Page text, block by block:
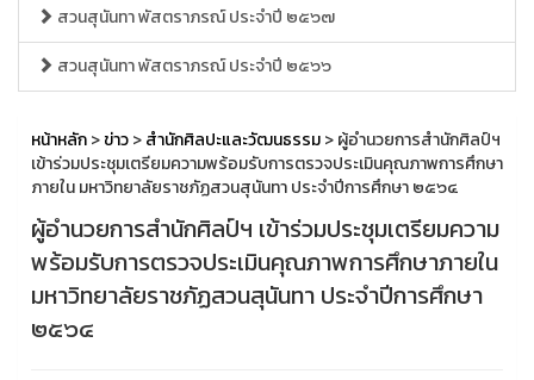
สวนสุนันทา พัสตราภรณ์ ประจำปี ๒๕๖๗
สวนสุนันทา พัสตราภรณ์ ประจำปี ๒๕๖๖
หน้าหลัก>ข่าว>สำนักศิลปะและวัฒนธรรม> ผู้อำนวยการสำนักศิลป์ฯ
เข้าร่วมประชุมเตรียมความพร้อมรับการตรวจประเมินคุณภาพการศึกษา
ภายใน มหาวิทยาลัยราชภัฏสวนสุนันทา ประจำปีการศึกษา ๒๕๖๔
ผู้อำนวยการสำนักศิลป์ฯ เข้าร่วมประชุมเตรียมความ
พร้อมรับการตรวจประเมินคุณภาพการศึกษาภายใน
มหาวิทยาลัยราชภัฏสวนสุนันทา ประจำปีการศึกษา
๒๕๖๔